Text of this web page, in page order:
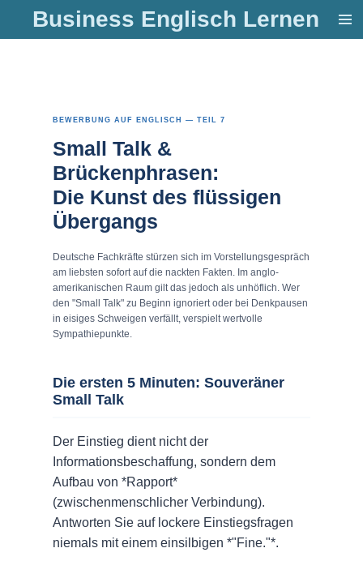
Hauptinhalt
Business Englisch Lernen
BEWERBUNG AUF ENGLISCH — TEIL 7
Small Talk &
Brückenphrasen:
Die Kunst des flüssigen
Übergangs
Deutsche Fachkräfte stürzen sich im Vorstellungsgespräch
am liebsten sofort auf die nackten Fakten. Im anglo-
amerikanischen Raum gilt das jedoch als unhöflich. Wer
den "Small Talk" zu Beginn ignoriert oder bei Denkpausen
in eisiges Schweigen verfällt, verspielt wertvolle
Sympathiepunkte.
Die ersten 5 Minuten: Souveräner
Small Talk
Der Einstieg dient nicht der
Informationsbeschaffung, sondern dem
Aufbau von *Rapport*
(zwischenmenschlicher Verbindung).
Antworten Sie auf lockere Einstiegsfragen
niemals mit einem einsilbigen *"Fine."*.